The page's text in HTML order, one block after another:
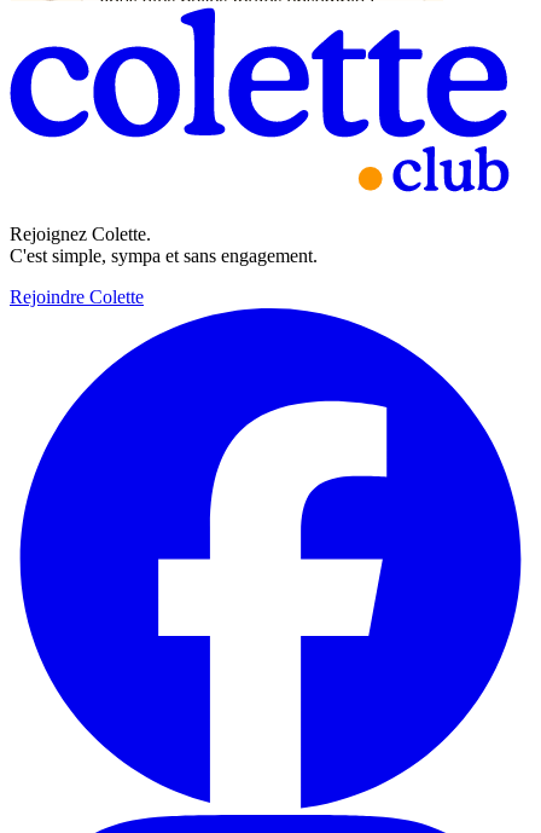
Rejoignez Colette.
C'est simple, sympa et sans engagement.
Rejoindre Colette